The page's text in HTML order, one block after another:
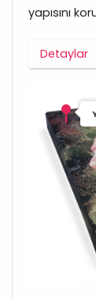
yapısını
Detaylar